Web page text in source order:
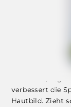
Anti-Aging
Feuchtigkeits-
für straffe,
verbessert die
Hautbild. Zieht